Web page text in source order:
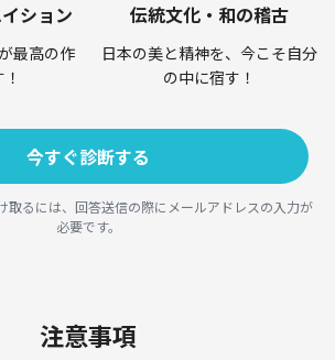
ション
最高の作
伝統文化・和の稽古
日本の美と精神を、今こそ自分
の中に宿す！
今すぐ診断する
るには、回答送信の際にメールアドレスの入力が
必要です。
注意事項